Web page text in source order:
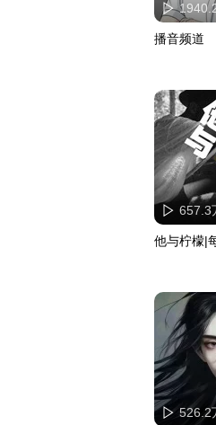
播音频道
657.3
他与柠檬|
526.2